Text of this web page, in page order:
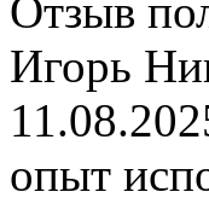
Отзыв
Игорь
опыт